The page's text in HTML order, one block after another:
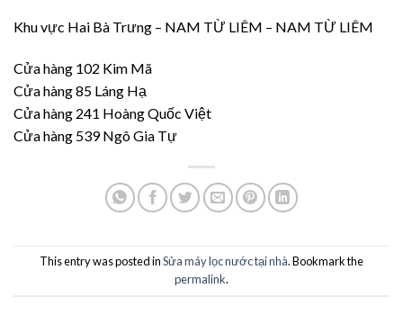
Khu vực Hai Bà Trưng – NAM TỪ LIÊM – NAM TỪ LIÊM
Cửa hàng 102 Kim Mã
Cửa hàng 85 Láng Hạ
Cửa hàng 241 Hoàng Quốc Việt
Cửa hàng 539 Ngô Gia Tự
This entry was posted inSửa máy lọc nước tại nhà. Bookmark the
permalink.